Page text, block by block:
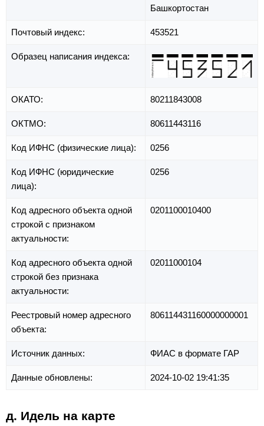
Башкортостан
Почтовый индекс: 453521
Образец написания индекса:
ОКАТО: 80211843008
ОКТМО: 80611443116
Код ИФНС (физические лица): 0256
Код ИФНС (юридические
лица):
0256
Код адресного объекта одной
строкой с признаком
актуальности:
0201100010400
Код адресного объекта одной
строкой без признака
актуальности:
02011000104
Реестровый номер адресного
объекта:
806114431160000000001
Источник данных: ФИАС в формате ГАР
Данные обновлены: 2024-10-02 19:41:35
д. Идель на карте